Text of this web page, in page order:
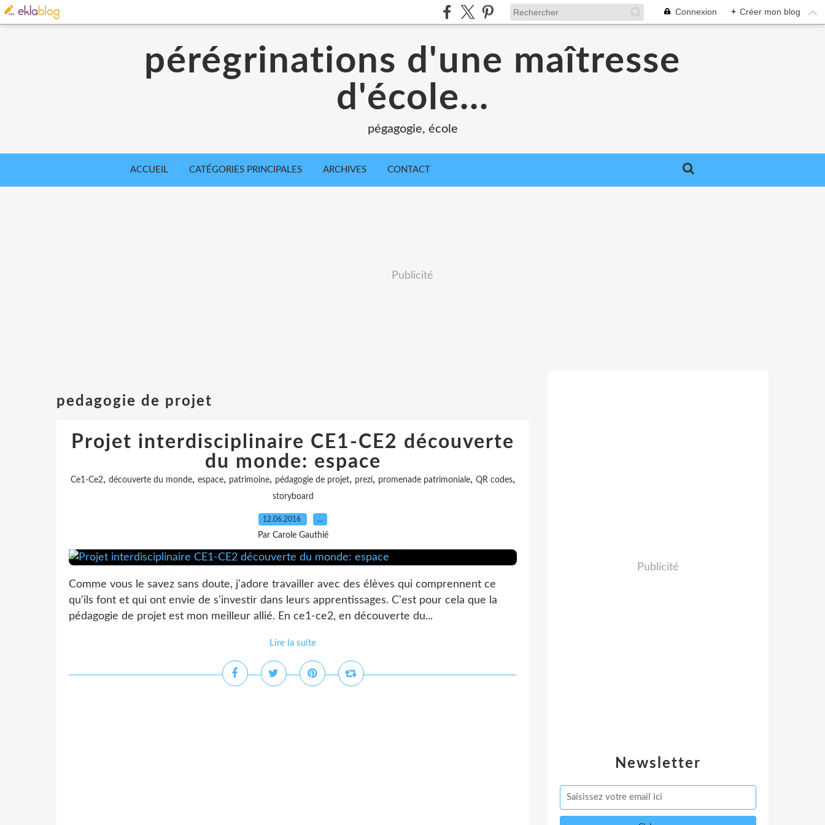
Connexion + Créer mon blog
pérégrinations d'une maîtresse
d'école...
pégagogie, école
ACCUEIL CATÉGORIES PRINCIPALES ARCHIVES CONTACT
Publicité
pedagogie de projet
Projet interdisciplinaire CE1-CE2 découverte
du monde: espace
Ce1-Ce2, découverte du monde, espace, patrimoine, pédagogie de projet, prezi, promenade patrimoniale, QR codes,
storyboard
12.06.2016 …
Par Carole Gauthié
Comme vous le savez sans doute, j'adore travailler avec des élèves qui comprennent ce
qu'ils font et qui ont envie de s'investir dans leurs apprentissages. C'est pour cela que la
pédagogie de projet est mon meilleur allié. En ce1-ce2, en découverte du...
Lire la suite
Newsletter
Publicité